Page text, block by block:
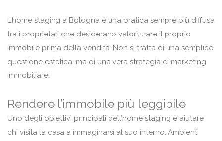
L’home staging a Bologna è una pratica sempre più diffusa
tra i proprietari che desiderano valorizzare il proprio
immobile prima della vendita. Non si tratta di una semplice
questione estetica, ma di una vera strategia di marketing
immobiliare.
Rendere l’immobile più leggibile
Uno degli obiettivi principali dell’home staging è aiutare
chi visita la casa a immaginarsi al suo interno. Ambienti